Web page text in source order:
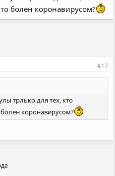
болен коронавирусом?
#17
трлько для тех, кто
коронавирусом?